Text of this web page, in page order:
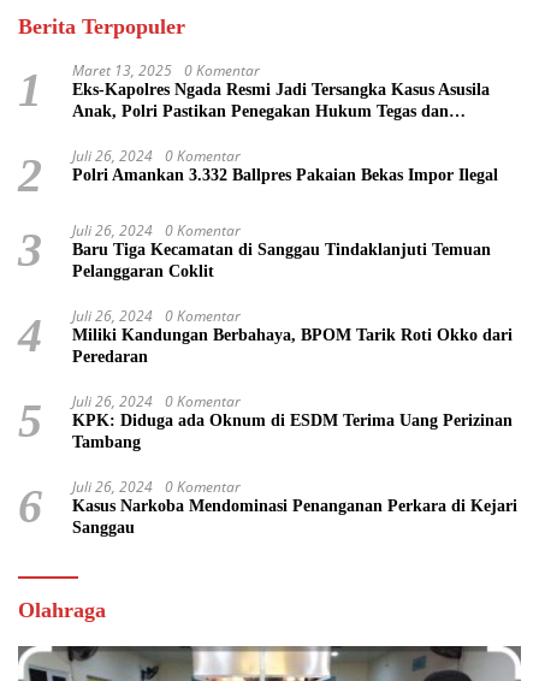
Berita Terpopuler
1 Maret 13, 2025 0 Komentar
Eks-Kapolres Ngada Resmi Jadi Tersangka Kasus Asusila
Anak, Polri Pastikan Penegakan Hukum Tegas dan
2 Juli 26, 2024 0 Komentar
Polri Amankan 3.332 Ballpres Pakaian Bekas Impor Ilegal
3 Juli 26, 2024 0 Komentar
Baru Tiga Kecamatan di Sanggau Tindaklanjuti Temuan
Pelanggaran Coklit
4 Juli 26, 2024 0 Komentar
Miliki Kandungan Berbahaya, BPOM Tarik Roti Okko dari
Peredaran
5 Juli 26, 2024 0 Komentar
KPK: Diduga ada Oknum di ESDM Terima Uang Perizinan
Tambang
6 Juli 26, 2024 0 Komentar
Kasus Narkoba Mendominasi Penanganan Perkara di Kejari
Sanggau
Olahraga